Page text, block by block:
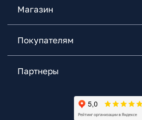
Магазин
Покупателям
Партнеры